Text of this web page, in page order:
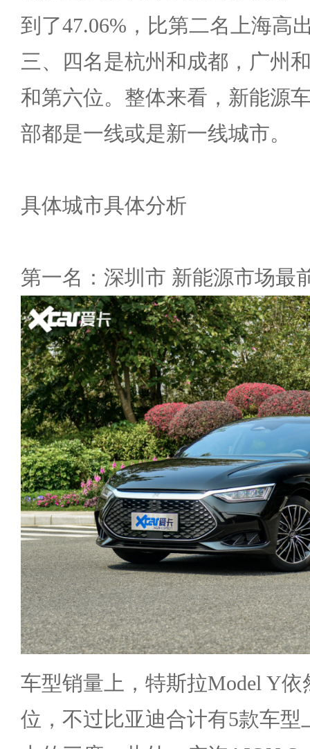
到了47.06%，比第二名上海高
三、四名是杭州和成都，广州
和第六位。整体来看，新能源
部都是一线或是新一线城市。
具体城市具体分析
第一名：深圳市 新能源市场最
车型销量上，特斯拉Model Y
位，不过比亚迪合计有5款车